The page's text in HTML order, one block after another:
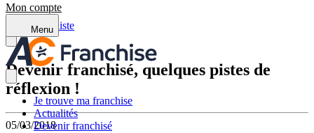
Mon compte
Menu
Je trouve ma franchise
Actualités
Devenir franchisé
Retour à la liste
Devenir franchisé, quelques pistes de
réflexion !
05/03/2018